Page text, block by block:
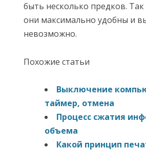
быть несколько предков.
они максимально удобны и
невозможно.
Похожие статьи
Выключение
таймер, отмена
Процесс сжатия
объема
Какой принцип